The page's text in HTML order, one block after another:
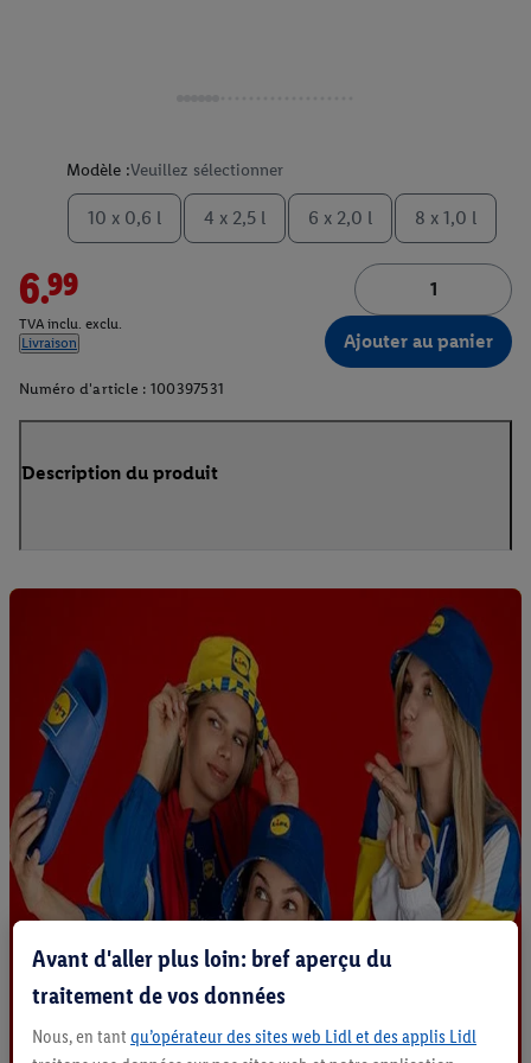
Modèle :Veuillez sélectionner
10 x 0,6 l 4 x 2,5 l 6 x 2,0 l 8 x 1,0 l
6.99
TVA inclu. exclu.
Livraison
Ajouter au panier
Numéro d'article : 100397531
Description du produit
Avant d'aller plus loin: bref aperçu du
traitement de vos données
Nous, en tant qu’opérateur des sites web Lidl et des applis Lidl